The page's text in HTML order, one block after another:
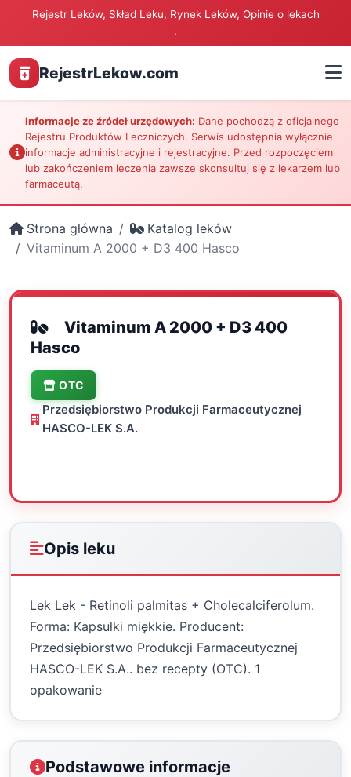
Rejestr Leków, Skład Leku, Rynek Leków, Opinie o lekach
.
RejestrLekow.com
Informacje ze źródeł urzędowych: Dane pochodzą z oficjalnego
Rejestru Produktów Leczniczych. Serwis udostępnia wyłącznie
informacje administracyjne i rejestracyjne. Przed rozpoczęciem
lub zakończeniem leczenia zawsze skonsultuj się z lekarzem lub
farmaceutą.
Strona główna
Katalog leków
Vitaminum A 2000 + D3 400 Hasco
Vitaminum A 2000 + D3 400
Hasco
OTC
Przedsiębiorstwo Produkcji Farmaceutycznej
HASCO-LEK S.A.
Opis leku
Lek Lek - Retinoli palmitas + Cholecalciferolum.
Forma: Kapsułki miękkie. Producent:
Przedsiębiorstwo Produkcji Farmaceutycznej
HASCO-LEK S.A.. bez recepty (OTC). 1
opakowanie
Podstawowe informacje